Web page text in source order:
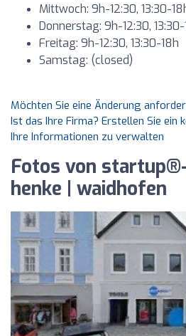
Mittwoch: 9h-12:30, 13:30-
Donnerstag: 9h-12:30, 13:30-
Freitag: 9h-12:30, 13:30-18h
Samstag: (closed)
Möchten Sie eine Änderung
Ist das Ihre Firma? Erstellen Sie ein
Ihre Informationen zu verwalten
Fotos von
henke | waidhofen